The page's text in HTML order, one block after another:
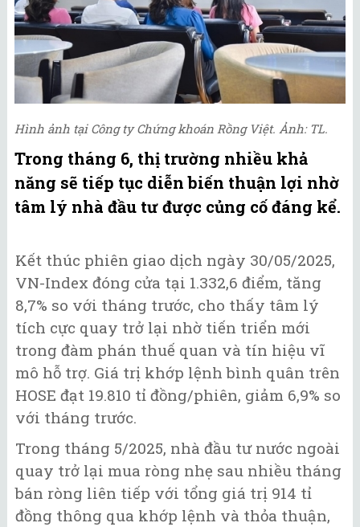
Hình ảnh tại Công ty Chứng khoán Rồng Việt. Ảnh: TL.
Trong tháng 6, thị trường nhiều khả
năng sẽ tiếp tục diễn biến thuận lợi nhờ
tâm lý nhà đầu tư được củng cố đáng kể.
Kết thúc phiên giao dịch ngày 30/05/2025,
VN-Index đóng cửa tại 1.332,6 điểm, tăng
8,7% so với tháng trước, cho thấy tâm lý
tích cực quay trở lại nhờ tiến triển mới
trong đàm phán thuế quan và tín hiệu vĩ
mô hỗ trợ. Giá trị khớp lệnh bình quân trên
HOSE đạt 19.810 tỉ đồng/phiên, giảm 6,9% so
với tháng trước.
Trong tháng 5/2025, nhà đầu tư nước ngoài
quay trở lại mua ròng nhẹ sau nhiều tháng
bán ròng liên tiếp với tổng giá trị 914 tỉ
đồng thông qua khớp lệnh và thỏa thuận,